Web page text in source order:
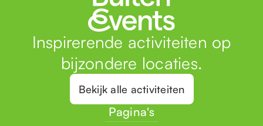
Inspirerende activiteiten op
bijzondere locaties.
Bekijk alle activiteiten
Pagina's